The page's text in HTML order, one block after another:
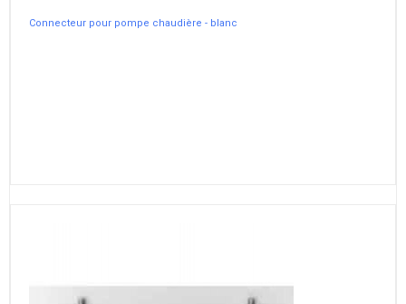
Connecteur pour pompe chaudière - blanc